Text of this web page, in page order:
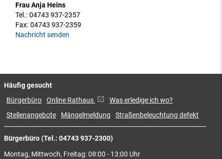
Frau Anja Heins
Tel.: 04743 937-2357
Fax: 04743 937-2359
Nachricht senden
Bürgerbüro (Tel.: 04743 937-2300)
Montag, Mittwoch, Freitag: 08:00 - 13:00 Uhr
Häufig gesucht
Bürgerbüro Online Rathaus
Was erledige ich wo?
Stellenangebote
Mängelmeldung Straßenbeleuchtung defekt